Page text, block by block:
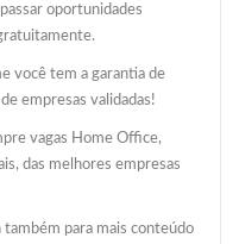
oportunidades
você tem a garantia de
empresas validadas!
vagas Home Office,
das melhores empresas
também para mais conteúdo